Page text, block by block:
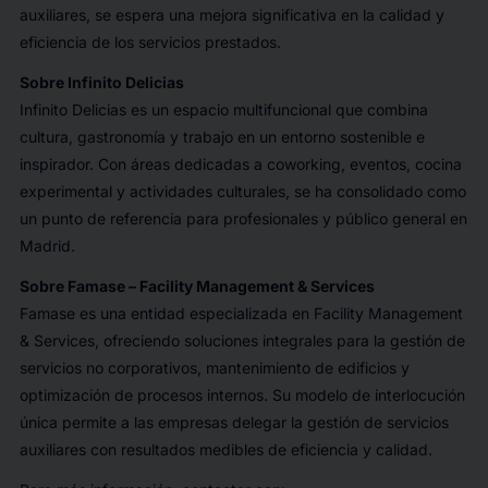
auxiliares, se espera una mejora significativa en la calidad y
eficiencia de los servicios prestados.
Sobre Infinito Delicias
Infinito Delicias es un espacio multifuncional que combina
cultura, gastronomía y trabajo en un entorno sostenible e
inspirador. Con áreas dedicadas a coworking, eventos, cocina
experimental y actividades culturales, se ha consolidado como
un punto de referencia para profesionales y público general en
Madrid.
Sobre Famase – Facility Management & Services
Famase es una entidad especializada en Facility Management
& Services, ofreciendo soluciones integrales para la gestión de
servicios no corporativos, mantenimiento de edificios y
optimización de procesos internos. Su modelo de interlocución
única permite a las empresas delegar la gestión de servicios
auxiliares con resultados medibles de eficiencia y calidad.